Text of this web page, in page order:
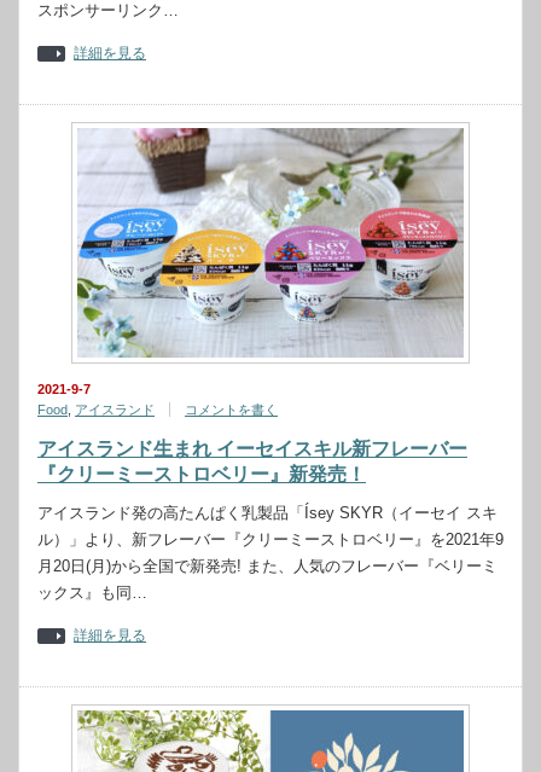
スポンサーリンク…
詳細を見る
2021-9-7
Food アイスランド コメントを書く
アイスランド生まれ イーセイスキル新フレーバー
『クリーミーストロベリー』新発売！
アイスランド発の高たんぱく乳製品「Ísey SKYR（イーセイ スキ
ル）」より、新フレーバー『クリーミーストロベリー』を2021年9
月20日(月)から全国で新発売! また、人気のフレーバー『ベリーミ
ックス』も同…
詳細を見る